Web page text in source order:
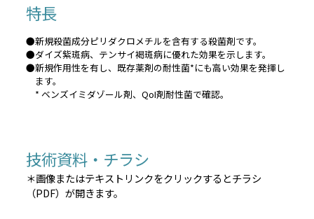
特長
●新規殺菌成分ピリダクロメチルを含有する殺菌剤です。
●ダイズ紫斑病、テンサイ褐斑病に優れた効果を示します。
●新規作用性を有し、既存薬剤の耐性菌*にも高い効果を発揮し
ます。
* ベンズイミダゾール剤、QoI剤耐性菌で確認。
技術資料・チラシ
＊画像またはテキストリンクをクリックするとチラシ
（PDF）が開きます。